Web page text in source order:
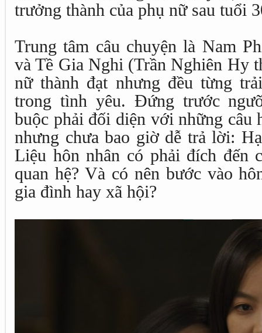
trưởng thành của phụ nữ sau tuổi
Trung tâm câu chuyện là Nam
và Tề Gia Nghi (Trần Nghiên Hy
nữ thành đạt nhưng đều từng
trong tình yêu. Đứng trước
buộc phải đối diện với những câu
nhưng chưa bao giờ dễ trả lời:
Liệu hôn nhân có phải đích đến
quan hệ? Và có nên bước vào
gia đình hay xã hội?